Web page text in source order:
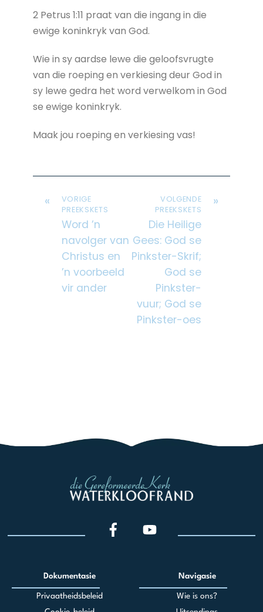
2 Petrus 1:11 praat van die ingang in die
ewige koninkryk van God.
Wie in sy aardse lewe die geloofsvrugte
van die roeping en verkiesing deur God in
sy lewe gedra het word verwelkom in God
se ewige koninkryk.
Maak jou roeping en verkiesing vas!
«
VORIGE
PREEKSKETS
Word ’n
navolger van
Christus en
’n voorbeeld
vir ander
»
VOLGENDE
PREEKSKETS
Die Heilige
Gees: God se
Pinkster-Skrif;
God se
Pinkster-
vuur; God se
Pinkster-oes
Dokumentasie
Privaatheidsbeleid
Navigasie
Wie is ons?